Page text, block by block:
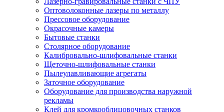
Оптоволоконные лазеры по металлу
Прессовое оборудование
Окрасочные камеры
Бытовые станки
Столярное оборудование
Калибровально-шлифовальные станки
Щеточно-шлифовальные станки
Пылеулавливающие агрегаты
Заточное оборудование
Оборудование для производства наружной
рекламы
Клей для кромкооблицовочных станков